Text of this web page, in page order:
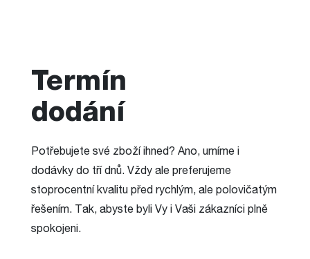
Termín
dodání
Potřebujete své zboží ihned? Ano, umíme i
dodávky do tří dnů. Vždy ale preferujeme
stoprocentní kvalitu před rychlým, ale polovičatým
řešením. Tak, abyste byli Vy i Vaši zákazníci plně
spokojeni.